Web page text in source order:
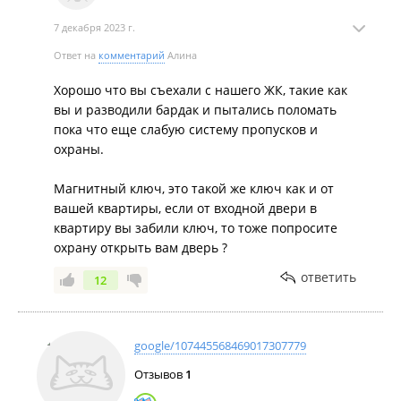
бытового обслуживания;
Образовательные учреждения: д/с №140, д/с №46, д/с
№11, ясли-сад Лимпопо;
Медицинские учреждения (больницы и поликлиники) -
№2, 3, 4;
Средние школы № 47, 64, 66, 78, 69, 80.
Расположение ЖК "Зелёный бульвар"
Жилой комплекс окружен зелёной зоной лесничества 500 га.
Строятся прямые выезды на улицы Юмашева и Нейбута, к
71 микрорайону и ниже на Баляева, а также выезд на
объездную трассу "Седанка-Патрокл" с жилого комплекса.
Автобусный маршрут на площадь Баляева.
Суворова Владивостокской крепости;
С юга – лес и выезд на ул. Фадеева;
7 декабря 2023 г.
Ответ на комментарий Алина
Хорошо что вы съехали с нашего ЖК, такие как
вы и разводили бардак и пытались поломать
пока что еще слабую систему пропусков и
охраны.
Магнитный ключ, это такой же ключ как и от
вашей квартиры, если от входной двери в
квартиру вы забили ключ, то тоже попросите
охрану открыть вам дверь ?
12 ответить
google/107445568469017307779
Отзывов 1